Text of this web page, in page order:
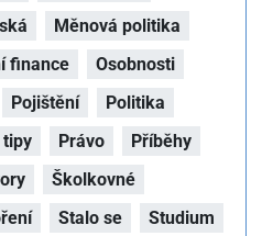
Měnová politika
finance
Osobnosti
Pojištění
Politika
Právo
Příběhy
Školkovné
Stalo se
Studium